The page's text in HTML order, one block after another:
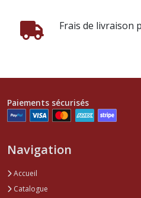
Frais de livraison
Paiements sécurisés
Navigation
Accueil
Catalogue